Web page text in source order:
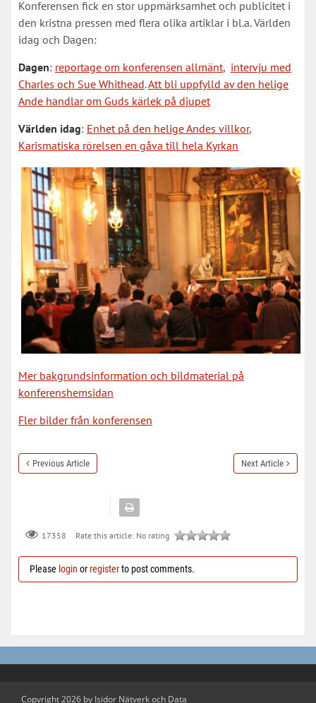
Konferensen fick en stor uppmärksamhet och publicitet i
den kristna pressen med flera olika artiklar i bl.a. Världen
idag och Dagen:
Dagen: reportage om konferensen allmänt, intervju med
Charles och Sue Whithead.Att bli uppfylld av den helige
Ande handlar om Guds kärlek på djupet
Världen idag: Enhet på den helige Andes villkor,
Karismatiska rörelsen en gåva till hela Kyrkan
Mer bakgrundsinformation och bildmaterial på
konferenshemsidan
Fler bilder från konferensen
Previous Article Next Article
17358 Rate this article: No rating
Please login orregisterto post comments.
Copyright 2026 by Isidor Nätverk och Data